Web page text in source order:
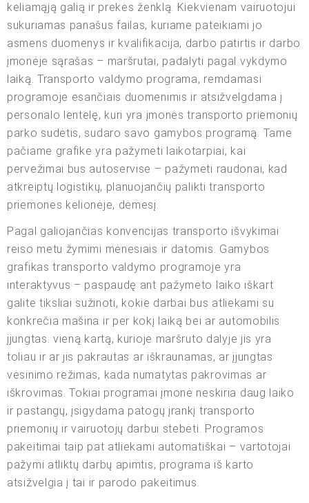
keliamąją galią ir prekės ženklą. Kiekvienam vairuotojui
sukuriamas panašus failas, kuriame pateikiami jo
asmens duomenys ir kvalifikacija, darbo patirtis ir darbo
įmonėje sąrašas – maršrutai, padalyti pagal vykdymo
laiką. Transporto valdymo programa, remdamasi
programoje esančiais duomenimis ir atsižvelgdama į
personalo lentelę, kuri yra įmonės transporto priemonių
parko sudėtis, sudaro savo gamybos programą. Tame
pačiame grafike yra pažymėti laikotarpiai, kai
pervežimai bus autoservise – pažymėti raudonai, kad
atkreiptų logistikų, planuojančių palikti transporto
priemones kelionėje, dėmesį.
Pagal galiojančias konvencijas transporto išvykimai
reiso metu žymimi mėnesiais ir datomis. Gamybos
grafikas transporto valdymo programoje yra
interaktyvus – paspaudę ant pažymėto laiko iškart
galite tiksliai sužinoti, kokie darbai bus atliekami su
konkrečia mašina ir per kokį laiką bei ar automobilis
įjungtas. vieną kartą, kurioje maršruto dalyje jis yra
toliau ir ar jis pakrautas ar iškraunamas, ar įjungtas
vėsinimo režimas, kada numatytas pakrovimas ar
iškrovimas. Tokiai programai įmonė neskiria daug laiko
ir pastangų, įsigydama patogų įrankį transporto
priemonių ir vairuotojų darbui stebėti. Programos
pakeitimai taip pat atliekami automatiškai – vartotojai
pažymi atliktų darbų apimtis, programa iš karto
atsižvelgia į tai ir parodo pakeitimus.